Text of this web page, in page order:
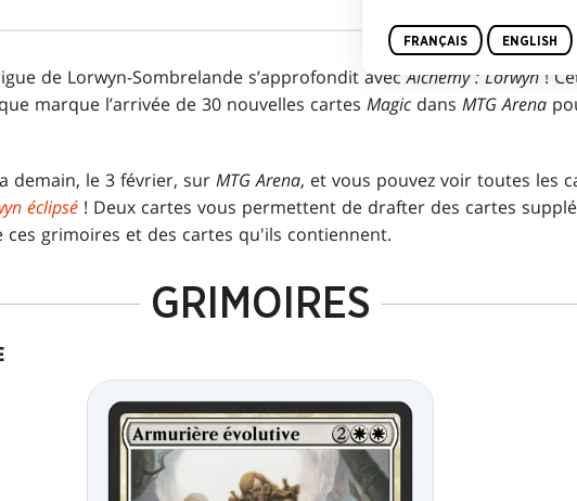
de Lorwyn-Sombrelande s’approfondit avecAlchemy : Lorwyn !
marque l’arrivée de 30 nouvelles cartes Magicdans MTG Arena
demain, le 3 février, sur MTG Arena, et vous pouvez voir toutes les
éclipsé ! Deux cartes vous permettent de drafter des cartes
ces grimoires et des cartes qu'ils contiennent.
GRIMOIRES
FRANÇAIS ENGLISH